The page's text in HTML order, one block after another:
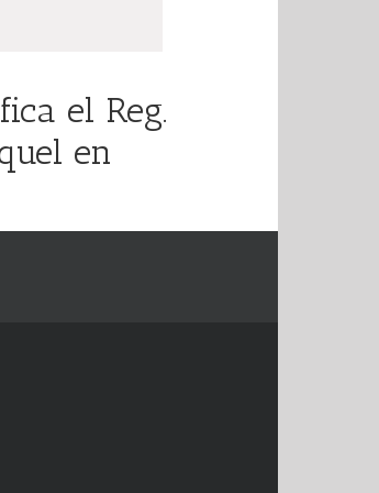
el Reg.
en